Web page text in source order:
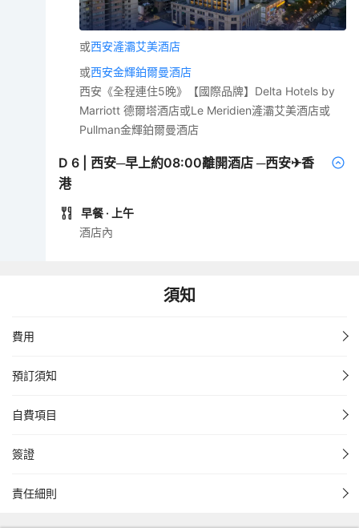
或西安滻灞艾美酒店
或西安金輝鉑爾曼酒店
西安《全程連住5晚》【國際品牌】Delta Hotels by
Marriott 德爾塔酒店或Le Meridien滻灞艾美酒店或
Pullman金輝鉑爾曼酒店
D6
西安─早上約08:00離開酒店 ─西安✈香
港
早餐 · 上午
酒店內
須知
費用
預訂須知
自費項目
簽證
責任細則